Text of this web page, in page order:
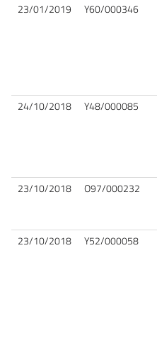
23/01/2019 Y60/000346
24/10/2018 Y48/000085
23/10/2018 O97/000232
23/10/2018 Y52/000058